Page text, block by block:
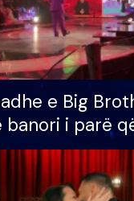
e Big
banori i parë
humb
e madh